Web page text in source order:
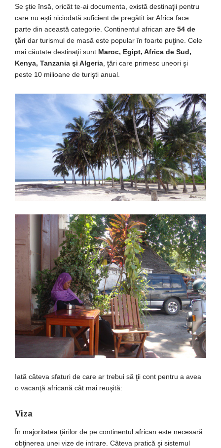
Se ştie însă, oricât te-ai documenta, există destinaţii pentru
care nu eşti niciodată suficient de pregătit iar Africa face
parte din această categorie. Continentul african are 54 de
ţări dar turismul de masă este popular în foarte puţine. Cele
mai căutate destinaţii sunt Maroc, Egipt, Africa de Sud,
Kenya, Tanzania şi Algeria, ţări care primesc uneori şi
peste 10 milioane de turişti anual.
Iată câteva sfaturi de care ar trebui să ţii cont pentru a avea
o vacanţă africană cât mai reuşită:
Viza
În majoritatea ţărilor de pe continentul african este necesară
obţinerea unei vize de intrare. Câteva pratică şi sistemul